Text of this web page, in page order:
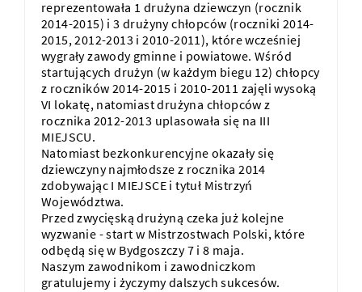
reprezentowała 1 drużyna dziewczyn (rocznik
2014-2015) i 3 drużyny chłopców (roczniki 2014-
2015, 2012-2013 i 2010-2011), które wcześniej
wygrały zawody gminne i powiatowe. Wśród
startujących drużyn (w każdym biegu 12) chłopcy
z roczników 2014-2015 i 2010-2011 zajęli wysoką
VI lokatę, natomiast drużyna chłopców z
rocznika 2012-2013 uplasowała się na III
MIEJSCU.
Natomiast bezkonkurencyjne okazały się
dziewczyny najmłodsze z rocznika 2014
zdobywając I MIEJSCE i tytuł Mistrzyń
Województwa.
Przed zwycięską drużyną czeka już kolejne
wyzwanie - start w Mistrzostwach Polski, które
odbędą się w Bydgoszczy 7 i 8 maja.
Naszym zawodnikom i zawodniczkom
gratulujemy i życzymy dalszych sukcesów.